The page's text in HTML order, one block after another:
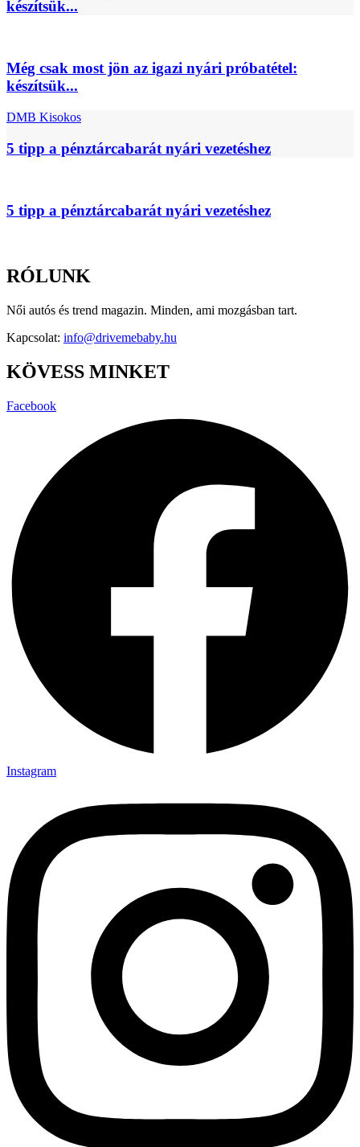
készítsük...
Még csak most jön az igazi nyári próbatétel:
készítsük...
DMB Kisokos
5 tipp a pénztárcabarát nyári vezetéshez
5 tipp a pénztárcabarát nyári vezetéshez
RÓLUNK
Női autós és trend magazin. Minden, ami mozgásban tart.
Kapcsolat: info@drivemebaby.hu
KÖVESS MINKET
Facebook
Instagram